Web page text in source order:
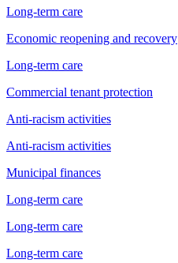
Long-term care
Economic reopening and recovery
Long-term care
Commercial tenant protection
Anti-racism activities
Anti-racism activities
Municipal finances
Long-term care
Long-term care
Long-term care